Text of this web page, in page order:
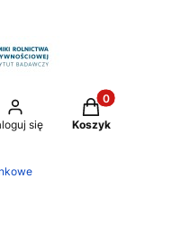
się
Produkty w
Koszyk